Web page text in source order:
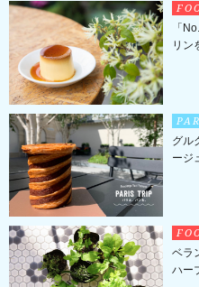
「
リン
グル
ージ
ベラ
ハー